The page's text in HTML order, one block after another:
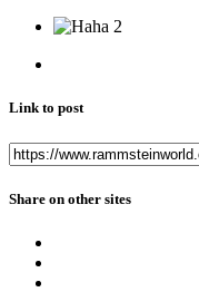
2
Link to post
Share on other sites